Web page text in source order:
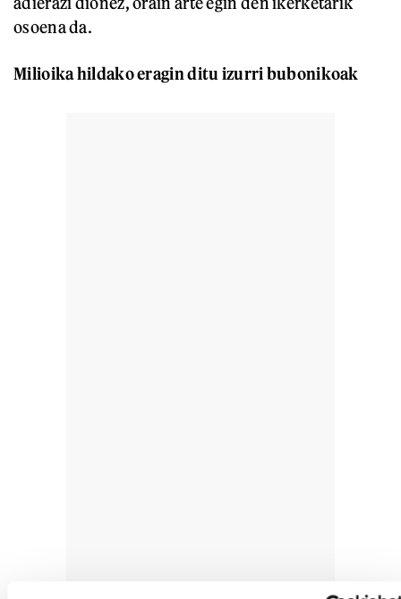
osoena da.
Milioika hildako eragin ditu izurri bubonikoak